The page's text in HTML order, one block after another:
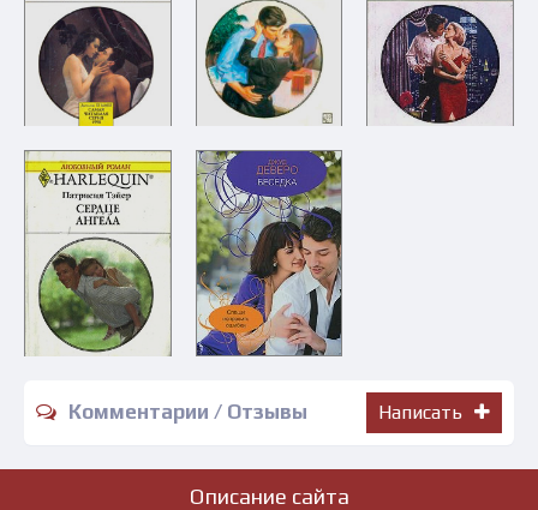
Комментарии / Отзывы Написать
Описание сайта